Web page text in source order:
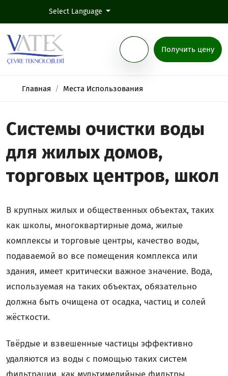
Select Language
Получить цену
Главная Места Использования
Системы очистки воды
для жилых домов,
торговых центров, школ
В крупных жилых и общественных объектах, таких
как школы, многоквартирные дома, жилые
комплексы и торговые центры, качество воды,
подаваемой во все помещения комплекса или
здания, имеет критически важное значение. Вода,
используемая на таких объектах, обязательно
должна быть очищена от осадка, частиц и солей
жёсткости.
Твёрдые и взвешенные частицы эффективно
удаляются из воды с помощью таких систем